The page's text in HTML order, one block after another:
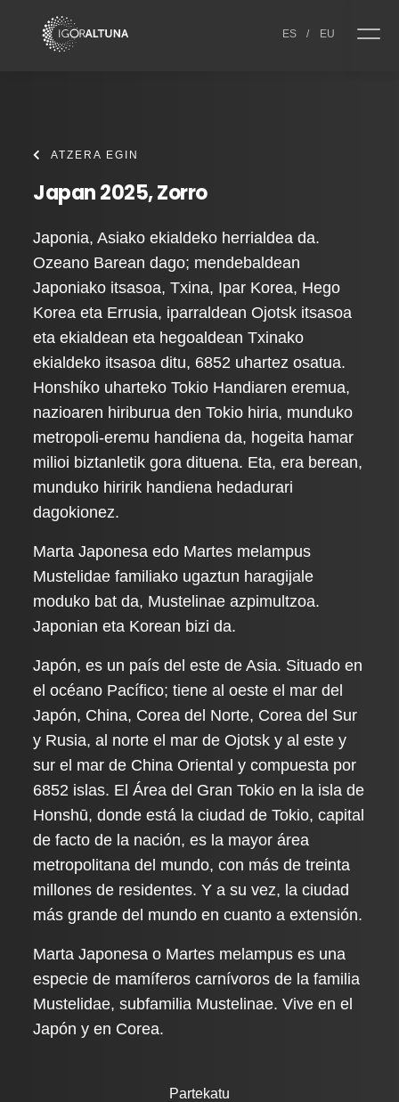
ES / EU
ATZERA EGIN
Japan 2025, Zorro
Japonia, Asiako ekialdeko herrialdea da.
Ozeano Barean dago; mendebaldean
Japoniako itsasoa, Txina, Ipar Korea, Hego
Korea eta Errusia, iparraldean Ojotsk itsasoa
eta ekialdean eta hegoaldean Txinako
ekialdeko itsasoa ditu, 6852 uhartez osatua.
Honshίko uharteko Tokio Handiaren eremua,
nazioaren hiriburua den Tokio hiria, munduko
metropoli-eremu handiena da, hogeita hamar
milioi biztanletik gora dituena. Eta, era berean,
munduko hiririk handiena hedadurari
dagokionez.
Marta Japonesa edo Martes melampus
Mustelidae familiako ugaztun haragijale
moduko bat da, Mustelinae azpimultzoa.
Japonian eta Korean bizi da.
Japón, es un país del este de Asia. Situado en
el océano Pacífico; tiene al oeste el mar del
Japón, China, Corea del Norte, Corea del Sur
y Rusia, al norte el mar de Ojotsk y al este y
sur el mar de China Oriental y compuesta por
6852 islas. El Área del Gran Tokio en la isla de
Honshū, donde está la ciudad de Tokio, capital
de facto de la nación, es la mayor área
metropolitana del mundo, con más de treinta
millones de residentes. Y a su vez, la ciudad
más grande del mundo en cuanto a extensión.
Marta Japonesa o Martes melampus es una
especie de mamíferos carnívoros de la familia
Mustelidae, subfamilia Mustelinae. Vive en el
Japón y en Corea.
Partekatu